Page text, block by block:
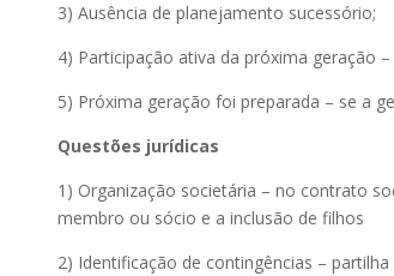
3) Ausência de planejamento sucessório;
4) Participação ativa da próxima geração
5) Próxima geração foi preparada – se a
Questões jurídicas
1) Organização societária – no contrato
membro ou sócio e a inclusão de filhos
2) Identificação de contingências –